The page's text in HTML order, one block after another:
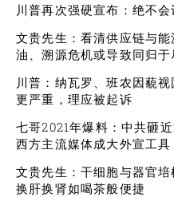
川普再次强硬宣布：绝不
文贵先生：看清供应链与
油、溯源危机或导致同归于
川普：纳瓦罗、班农因藐
更严重，理应被起诉
七哥2021年爆料：中共砸
西方主流媒体成大外宣工具
文贵先生：干细胞与器官
换肝换肾如喝茶般便捷